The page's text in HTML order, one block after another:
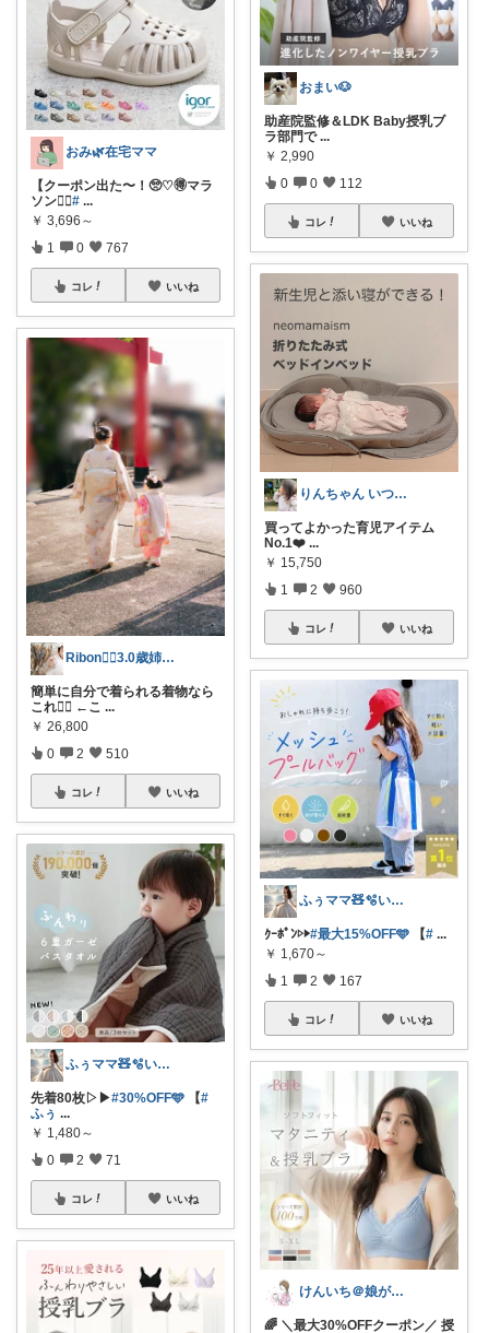
おみ🌿在宅ママ
【クーポン出た〜！🥺♡🉐マラ
ソン🏃‍♀️# ...
￥ 3,696～
1 0 767
コレ いいね
Ribon❁⃘3.0歳姉妹ﾏﾏ👧🏻♡
簡単に自分で着られる着物なら
これ☝🏻 ←こ ...
￥ 26,800
0 2 510
コレ いいね
ふぅママ🧸🫧いつも有難うございます
先着80枚▷▶︎#30%OFF🩵 【#
ふぅ ...
￥ 1,480～
0 2 71
コレ いいね
おまい🐶
助産院監修＆LDK Baby授乳ブ
ラ部門で ...
￥ 2,990
0 0 112
コレ いいね
りんちゃん いつもありがとう⑅◡̈*♡
買ってよかった育児アイテム
No.1❤️ ...
￥ 15,750
1 2 960
コレ いいね
ふぅママ🧸🫧いつも有難うございます
ｸｰﾎﾟﾝ▷▶︎#最大15%OFF🩵 【# ...
￥ 1,670～
1 2 167
コレ いいね
けんいち＠娘が喜んだマタニティ用品
🌈 ＼最大30%OFFクーポン／ 授